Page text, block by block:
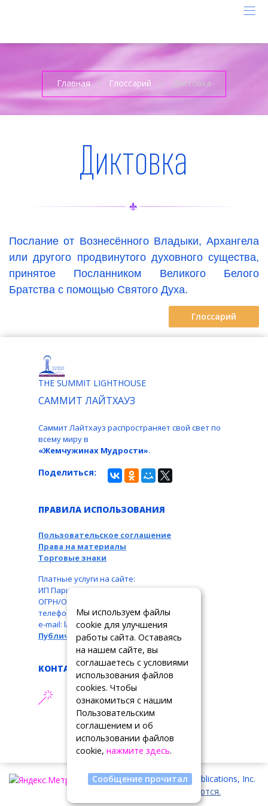
Главная Глоссарий Диктовка
Диктовка
Послание от Вознесённого Владыки, Архангела
или другого продвинутого духовного существа,
принятое Посланником Великого Белого
Братства с помощью Святого Духа.
Глоссарий
THE SUMMIT LIGHTHOUSE
САММИТ ЛАЙТХАУЗ
Саммит Лайтхауз распространяет свой свет по
всему миру в
«Жемчужинах Мудрости».
Поделиться:
ПРАВИЛА ИСПОЛЬЗОВАНИЯ
Пользовательское соглашение
Права на материалы
Торговые знаки
Платные услуги на сайте:
ИП Паршукова Л. Б., ИНН: 110104831087,
ОГРН/ОГРНИП: 326110000016550,
телефон: +7 963 489-19-05,
e-mail: larbar777@rambler.ru
Публичная оферта
КОНТАКТЫ
АДРЕС ТЕХПОДДЕРЖКИ
support@tslrussia.org
Copyright © 2026 Summit Publications, Inc.
Все права сохраняются.
Мы используем файлы
cookie для улучшения
работы сайта. Оставаясь
на нашем сайте, вы
соглашаетесь с условиями
использования файлов
cookies. Чтобы
ознакомиться с нашим
Пользовательским
соглашением и об
использовании файлов
cookie, нажмите здесь.
Сообщение прочитал